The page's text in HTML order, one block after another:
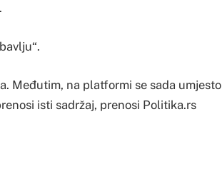
Međutim, na platformi se sada umjesto
isti sadržaj, prenosi Politika.rs